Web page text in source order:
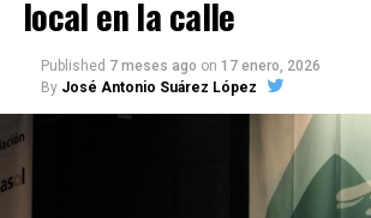
local en la calle
Published 7 meses ago on 17 enero, 2026
By José Antonio Suárez López